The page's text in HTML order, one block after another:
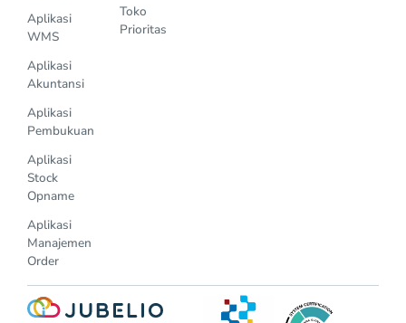
Aplikasi
WMS
Aplikasi
Akuntansi
Aplikasi
Pembukuan
Aplikasi
Stock
Opname
Aplikasi
Manajemen
Order
Toko
Prioritas